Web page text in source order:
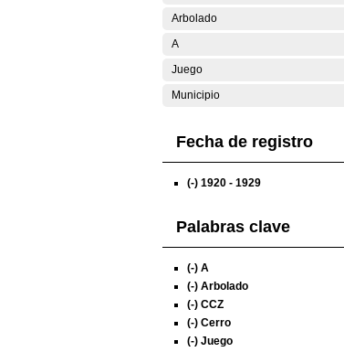
Arbolado
A
Juego
Municipio
Fecha de registro
(-) 1920 - 1929
Palabras clave
(-) A
(-) Arbolado
(-) CCZ
(-) Cerro
(-) Juego